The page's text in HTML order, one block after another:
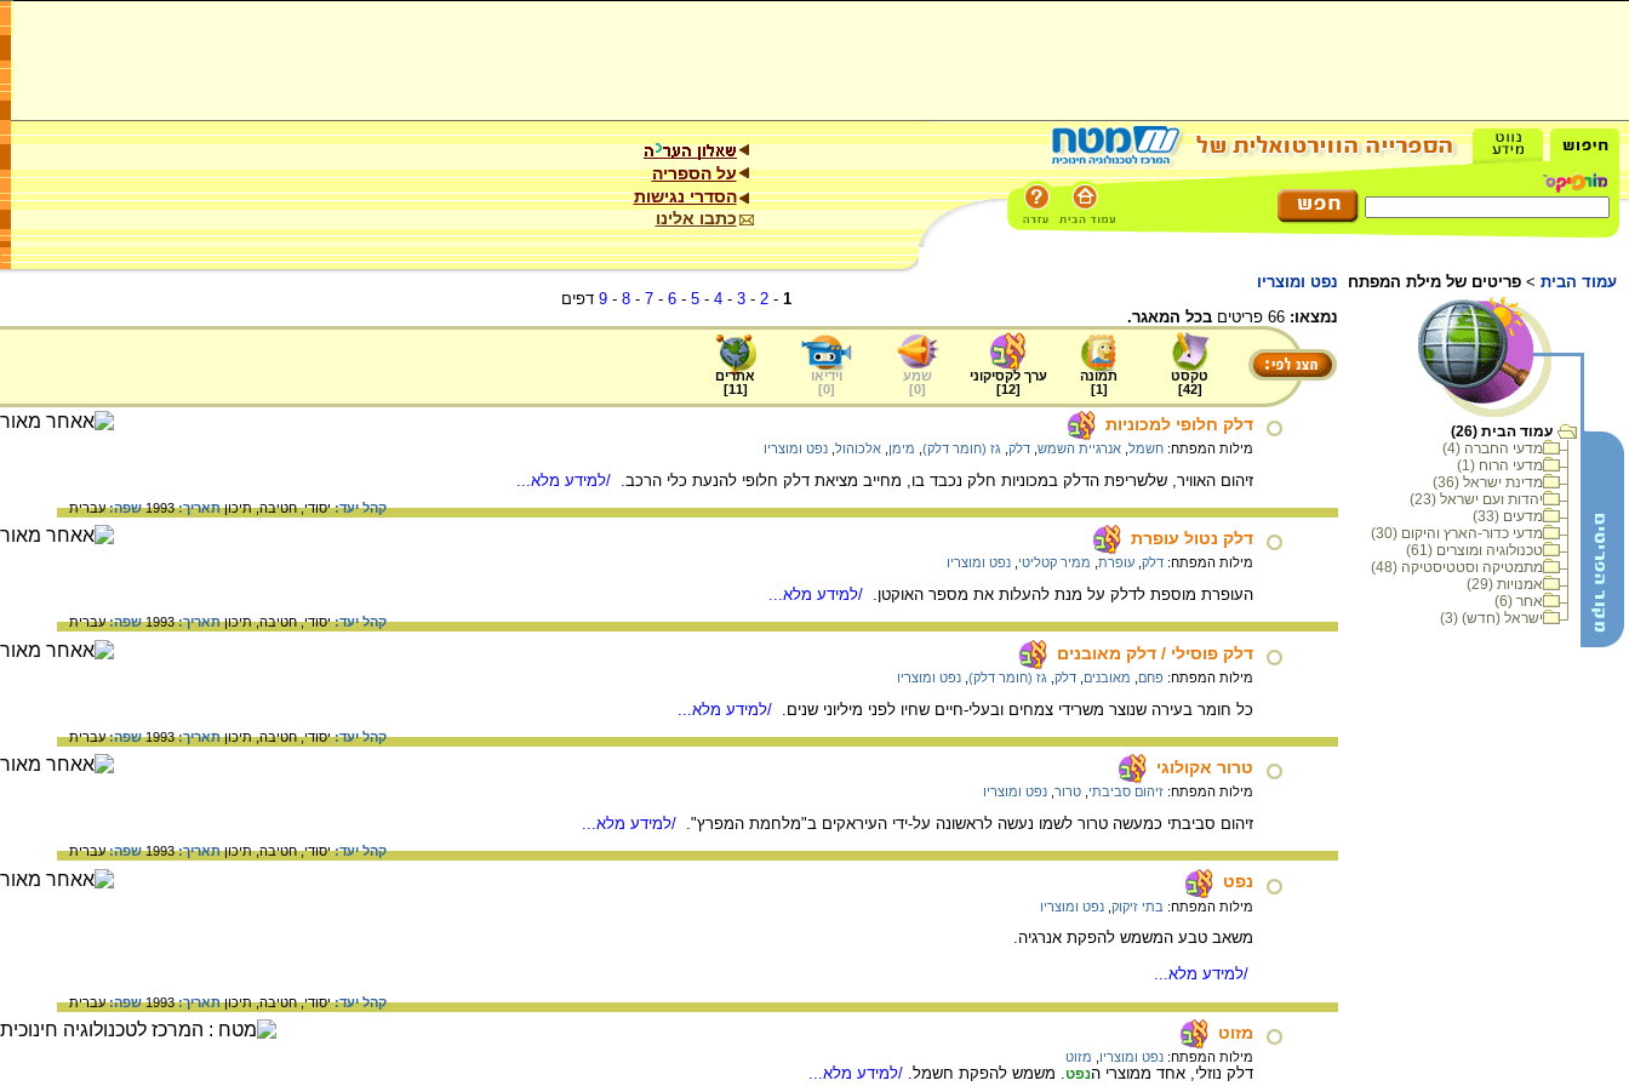
על הספריה
הסדרי נגישות
כתבו אלינו
עמוד הבית > פריטים של מילת המפתח נפט ומוצריו
עמוד הבית (26)
מדעי החברה (4)
מדעי הרוח (1)
מדינת ישראל (36)
יהדות ועם ישראל (23)
מדעים (33)
מדעי כדור-הארץ והיקום (30)
טכנולוגיה ומוצרים (61)
מתמטיקה וסטטיסטיקה (48)
אמנויות (29)
אחר (6)
ישראל (חדש) (3)
1
-
2
-
3
-
4
-
5
-
6
-
7
-
8
-
9 דפים
נמצאו:
בכל המאגר.
טקסט
[
42
]
תמונה
[
1
]
ערך לקסיקוני
[
12
]
שמע
[
0
]
וידיאו
[
0
]
אתרים
[
11
]
דלק חלופי למכוניות
מילות המפתח: חשמל אנרגיית השמש דלק גז (חומר דלק) מימן אלכוהול נפט ומוצריו
זיהום האוויר, שלשריפת הדלק במכוניות חלק נכבד בו, מחייב מציאת דלק חלופי להנעת כלי הרכב. /למידע מלא...
קהל יעד:יסודי,חטיבה,תיכוןתאריך:1993 שפה:עברית
דלק נטול עופרת
מילות המפתח: דלק עופרת ממיר קטליטי נפט ומוצריו
העופרת מוספת לדלק על מנת להעלות את מספר האוקטן. /למידע מלא...
קהל יעד:יסודי,חטיבה,תיכוןתאריך:1993 שפה:עברית
דלק פוסילי / דלק מאובנים
מילות המפתח: פחם מאובנים דלק גז (חומר דלק) נפט ומוצריו
כל חומר בעירה שנוצר משרידי צמחים ובעלי-חיים שחיו לפני מיליוני שנים. /למידע מלא...
קהל יעד:יסודי,חטיבה,תיכוןתאריך:1993 שפה:עברית
טרור אקולוגי
מילות המפתח: זיהום סביבתי טרור נפט ומוצריו
זיהום סביבתי כמעשה טרור לשמו נעשה לראשונה על-ידי העיראקים ב"מלחמת המפרץ". /למידע מלא...
קהל יעד:יסודי,חטיבה,תיכוןתאריך:1993 שפה:עברית
נפט
מילות המפתח: בתי זיקוק נפט ומוצריו
משאב טבע המשמש להפקת אנרגיה.
/למידע מלא...
קהל יעד:יסודי,חטיבה,תיכוןתאריך:1993 שפה:עברית
מזוט
מילות המפתח: נפט ומוצריו מזוט
דלק נוזלי, אחד ממוצרי הנפט . משמש להפקת חשמל. /למידע מלא...